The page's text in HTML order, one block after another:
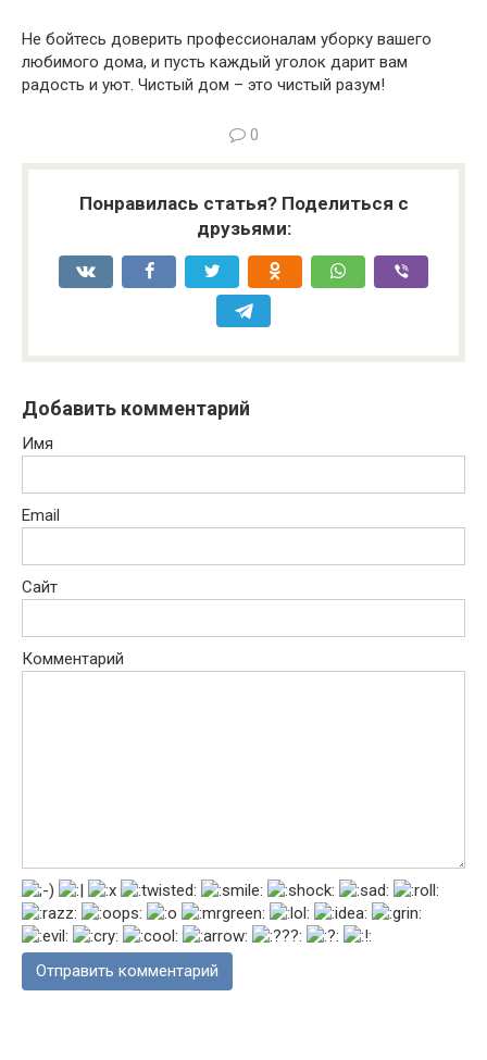
Не бойтесь доверить профессионалам уборку вашего
любимого дома, и пусть каждый уголок дарит вам
радость и уют. Чистый дом – это чистый разум!
0
Понравилась статья? Поделиться с
друзьями:
Добавить комментарий
Имя
Email
Сайт
Комментарий